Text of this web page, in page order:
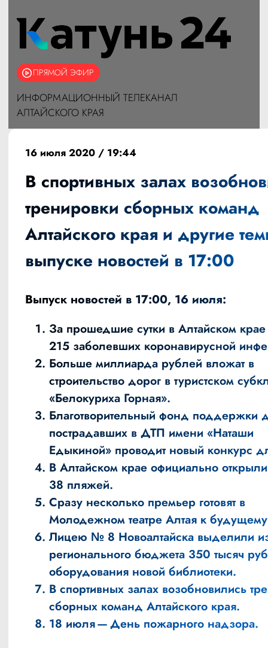
ПРЯМОЙ ЭФИР
ИНФОРМАЦИОННЫЙ ТЕЛЕКАНАЛ
АЛТАЙСКОГО КРАЯ
16 июля 2020 / 19:44
В спортивных залах
тренировки сборных команд
Алтайского края и другие
выпуске новостей в 17:00
Выпуск новостей в 17:00, 16 июля:
За прошедшие сутки в Алтайском
215 заболевших коронавирусной
Больше миллиарда рублей вложат в
строительство дорог в туристском
«Белокуриха Горная».
Благотворительный фонд поддержки
пострадавших в ДТП имени «Наташи
Едыкиной» проводит новый конкурс
В Алтайском крае официально открыли
38 пляжей.
Сразу несколько премьер готовят в
Молодежном театре Алтая к
Лицею № 8 Новоалтайска выделили
регионального бюджета 350 тысяч
оборудования новой библиотеки.
В спортивных залах возобновились
сборных команд Алтайского края.
18 июля — День пожарного надзора.